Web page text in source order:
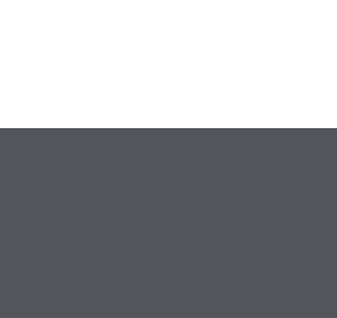
acél kúpos őrlőnek